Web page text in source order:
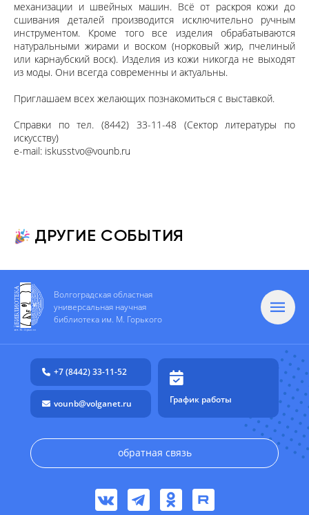
механизации и швейных машин. Всё от раскроя кожи до
сшивания деталей производится исключительно ручным
инструментом. Кроме того все изделия обрабатываются
натуральными жирами и воском (норковый жир, пчелиный
или карнаубский воск). Изделия из кожи никогда не выходят
из моды. Они всегда современны и актуальны.
Приглашаем всех желающих познакомиться с выставкой.
Справки по тел. (8442) 33-11-48 (Сектор литературы по
искусству)
e-mail: iskusstvo@vounb.ru
ДРУГИЕ СОБЫТИЯ
Волгоградская областная
универсальная научная
библиотека им. М. Горького
+7 (8442) 33-11-52
vounb@volganet.ru График работы
обратная связь